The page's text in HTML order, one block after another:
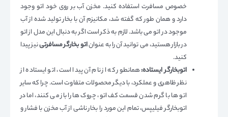
خصوص مسافرت استفاده کنید. مخزن آب بر روی خود اتو وجود
دارد و همان طور که گفته شد، مکانیزم آن با بخار تولید شده از آب
موجود در اتو می باشد. لازم به ذکر است اگر به دنبال این مدل از اتو
در بازار هستید، می توانید آن را به عنواناتو بخارگر مسافرتینیز پیدا
کنید.
اتوبخارگر ایستاده:همانطور که از نام آن پیدا است، اتو ایستاده از
نظر ظاهری و عملکرد، با دیگر محصولات متفاوت است. چرا که سایر
اتو ها با گرم شدن قسمت کف اتو، چروک ها را باز می کنند، اما در
اتوبخارگر فیلیپس، تمام این مورد را بخار ناشی از آب مخزن با فشار و